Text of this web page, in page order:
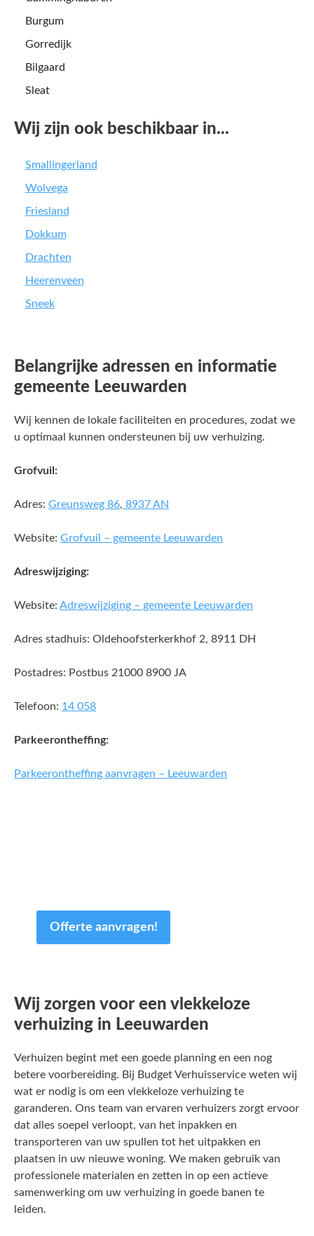
Burgum
Gorredijk
Bilgaard
Sleat
Wij zijn ook beschikbaar in...
Smallingerland
Wolvega
Friesland
Dokkum
Drachten
Heerenveen
Sneek
Belangrijke adressen en informatie
gemeente Leeuwarden
Wij kennen de lokale faciliteiten en procedures, zodat we
u optimaal kunnen ondersteunen bij uw verhuizing.
Grofvuil:
Adres: Greunsweg 86, 8937 AN
Website: Grofvuil – gemeente Leeuwarden
Adreswijziging:
Website: Adreswijziging – gemeente Leeuwarden
Adres stadhuis: Oldehoofsterkerkhof 2, 8911 DH
Postadres: Postbus 21000 8900 JA
Telefoon: 14 058
Parkeerontheffing:
Parkeerontheffing aanvragen – Leeuwarden
Offerte aanvragen!
Wij zorgen voor een vlekkeloze
verhuizing in Leeuwarden
Verhuizen begint met een goede planning en een nog
betere voorbereiding. Bij Budget Verhuisservice weten wij
wat er nodig is om een vlekkeloze verhuizing te
garanderen. Ons team van ervaren verhuizers zorgt ervoor
dat alles soepel verloopt, van het inpakken en
transporteren van uw spullen tot het uitpakken en
plaatsen in uw nieuwe woning. We maken gebruik van
professionele materialen en zetten in op een actieve
samenwerking om uw verhuizing in goede banen te
leiden.